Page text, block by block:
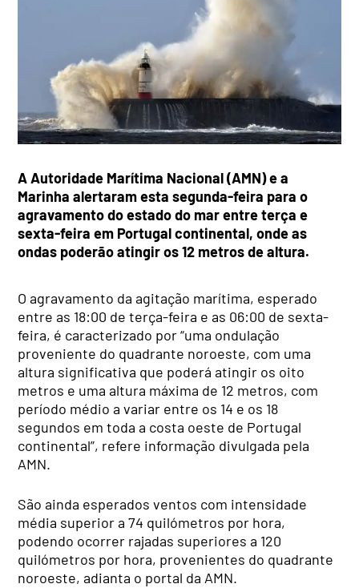
A Autoridade Marítima Nacional (AMN) e a
Marinha alertaram esta segunda-feira para o
agravamento do estado do mar entre terça e
sexta-feira em Portugal continental, onde as
ondas poderão atingir os 12 metros de altura.
O agravamento da agitação marítima, esperado
entre as 18:00 de terça-feira e as 06:00 de sexta-
feira, é caracterizado por “uma ondulação
proveniente do quadrante noroeste, com uma
altura significativa que poderá atingir os oito
metros e uma altura máxima de 12 metros, com
período médio a variar entre os 14 e os 18
segundos em toda a costa oeste de Portugal
continental”, refere informação divulgada pela
AMN.
São ainda esperados ventos com intensidade
média superior a 74 quilómetros por hora,
podendo ocorrer rajadas superiores a 120
quilómetros por hora, provenientes do quadrante
noroeste, adianta o portal da AMN.